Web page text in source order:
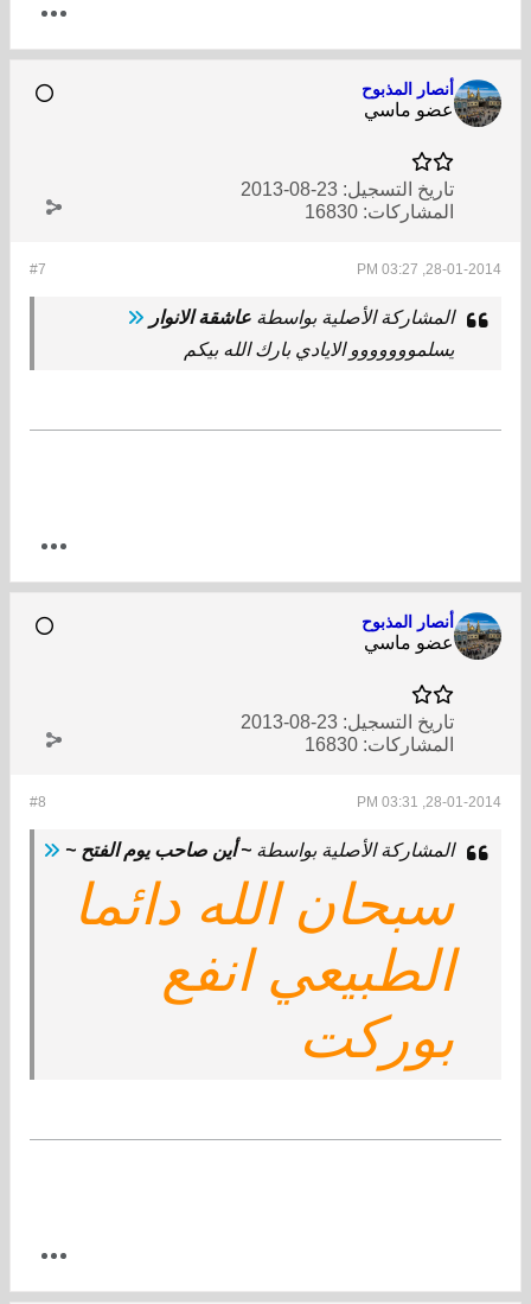
أنصار المذبوح
عضو ماسي
تاريخ التسجيل: 23-08-2013
المشاركات: 16830
#7 28-01-2014, 03:27 PM
المشاركة الأصلية بواسطة عاشقة الانوار
يسلمووووووو الايادي بارك الله بيكم
أنصار المذبوح
عضو ماسي
تاريخ التسجيل: 23-08-2013
المشاركات: 16830
#8 28-01-2014, 03:31 PM
المشاركة الأصلية بواسطة ~ أين صاحب يوم الفتح ~
سبحان الله دائما
الطبيعي انفع
بوركت